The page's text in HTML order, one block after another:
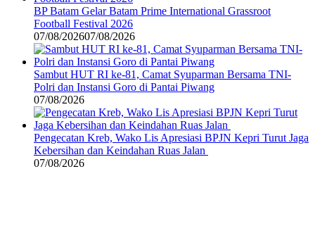
BP Batam Gelar Batam Prime International Grassroot
Football Festival 2026
07/08/202607/08/2026
Sambut HUT RI ke-81, Camat Syuparman Bersama TNI-
Polri dan Instansi Goro di Pantai Piwang
07/08/2026
Pengecatan Kreb, Wako Lis Apresiasi BPJN Kepri Turut Jaga
Kebersihan dan Keindahan Ruas Jalan
07/08/2026